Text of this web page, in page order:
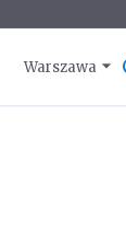
Warszawa